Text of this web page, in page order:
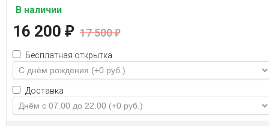
В наличии
16 200 ₽ 17 500₽
Бесплатная открытка
Доставка